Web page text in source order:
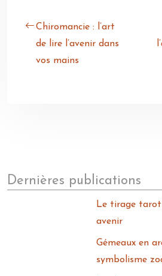
Chiromancie : l’art
de lire l’avenir dans
vos mains
Dernières publications
Le tirage
avenir
Gémeaux en
symbolisme